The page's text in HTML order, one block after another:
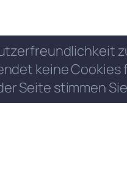
keine Cookies
Seite stimmen